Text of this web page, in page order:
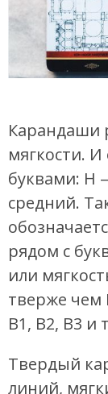
Карандаши
мягкости.
буквами: H
средний.
рядом с
или
тверже чем
В1, В2, B3 и
Твердый
линий,